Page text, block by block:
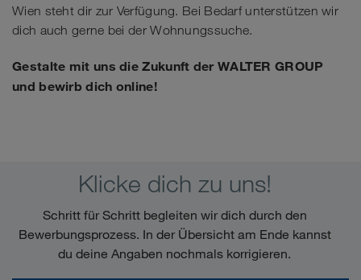
Wien steht dir zur Verfügung. Bei Bedarf unterstützen wir
dich auch gerne bei der Wohnungssuche.
Gestalte mit uns die Zukunft der WALTER GROUP
und bewirb dich online!
Klicke dich zu uns!
Schritt für Schritt begleiten wir dich durch den
Bewerbungsprozess. In der Übersicht am Ende kannst
du deine Angaben nochmals korrigieren.